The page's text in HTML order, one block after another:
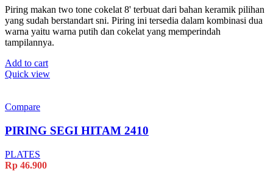
Piring makan two tone cokelat 8' terbuat dari bahan keramik pilihan
yang sudah berstandart sni. Piring ini tersedia dalam kombinasi dua
warna yaitu warna putih dan cokelat yang memperindah
tampilannya.
Add to cart
Quick view
Compare
PIRING SEGI HITAM 2410
PLATES
Rp 46.900